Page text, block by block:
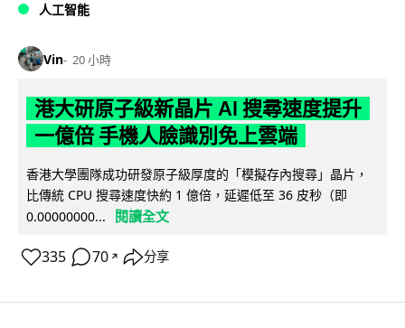
人工智能
Vin 20 小時
港大研原子級新晶片 AI 搜尋速度提升
一億倍 手機人臉識別免上雲端
香港大學團隊成功研發原子級厚度的「模擬存內搜尋」晶片，
比傳統 CPU 搜尋速度快約 1 億倍，延遲低至 36 皮秒（即
0.00000000...
閱讀全文
335 70 ↗ 分享